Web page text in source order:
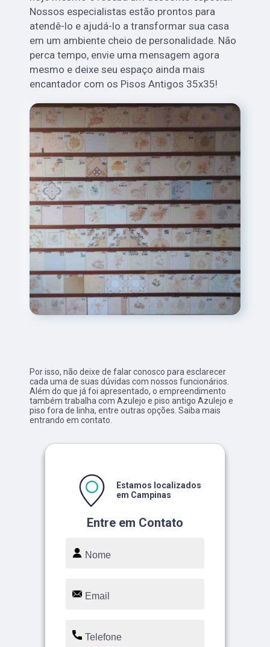
Nossos especialistas estão prontos para
atendê-lo e ajudá-lo a transformar sua casa
em um ambiente cheio de personalidade. Não
perca tempo, envie uma mensagem agora
mesmo e deixe seu espaço ainda mais
encantador com os Pisos Antigos 35x35!
Por isso, não deixe de falar conosco para esclarecer
cada uma de suas dúvidas com nossos funcionários.
Além do que já foi apresentado, o empreendimento
também trabalha com Azulejo e piso antigo Azulejo e
piso fora de linha, entre outras opções. Saiba mais
entrando em contato.
Entre em Contato
Estamos localizados
em Campinas